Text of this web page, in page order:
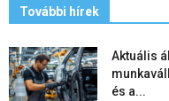
További hírek
Aktuális
és a...